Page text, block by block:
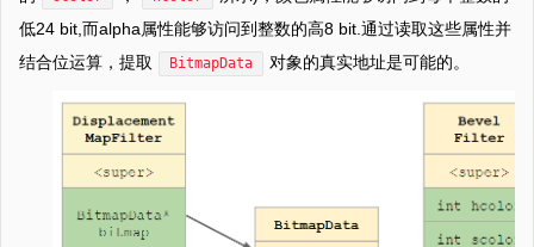
低24 bit,而alpha属性能够访问到整数的高8 bit.通过读取这些属性并
结合位运算，提取
BitmapData 对象的真实地址是可能的。